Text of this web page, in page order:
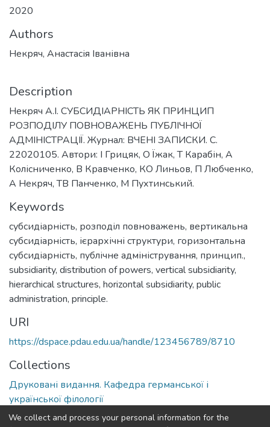
2020
Authors
Некряч, Анастасія Іванівна
Description
Некряч А.І. СУБСИДІАРНІСТЬ ЯК ПРИНЦИП
РОЗПОДІЛУ ПОВНОВАЖЕНЬ ПУБЛІЧНОЇ
АДМІНІСТРАЦІЇ. Журнал: ВЧЕНІ ЗАПИСКИ. С.
22020105. Автори: І Грицяк, О Їжак, Т Карабін, А
Колісниченко, В Кравченко, КО Линьов, П Любченко,
А Некряч, ТВ Панченко, М Пухтинський.
Keywords
субсидіарність, розподіл повноважень, вертикальна
субсидіарність, ієрархічні структури, горизонтальна
субсидіарність, публічне адміністрування, принцип.,
subsidiarity, distribution of powers, vertical subsidiarity,
hierarchical structures, horizontal subsidiarity, public
administration, principle.
URI
https://dspace.pdau.edu.ua/handle/123456789/8710
Collections
Друковані видання. Кафедра германської і
української філології
We collect and process your personal information for the